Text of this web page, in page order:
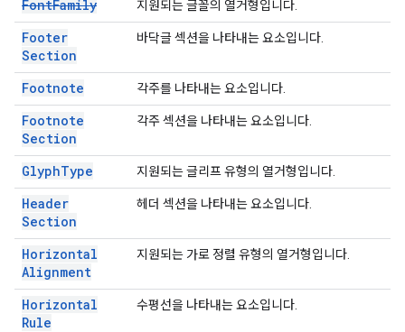
FontFamily 지원되는 글꼴의 열거형입니다.
Footer
Section
바닥글 섹션을 나타내는 요소입니다.
Footnote 각주를 나타내는 요소입니다.
Footnote
Section
각주 섹션을 나타내는 요소입니다.
GlyphType 지원되는 글리프 유형의 열거형입니다.
Header
Section
헤더 섹션을 나타내는 요소입니다.
Horizontal
Alignment
지원되는 가로 정렬 유형의 열거형입니다.
Horizontal
Rule
수평선을 나타내는 요소입니다.